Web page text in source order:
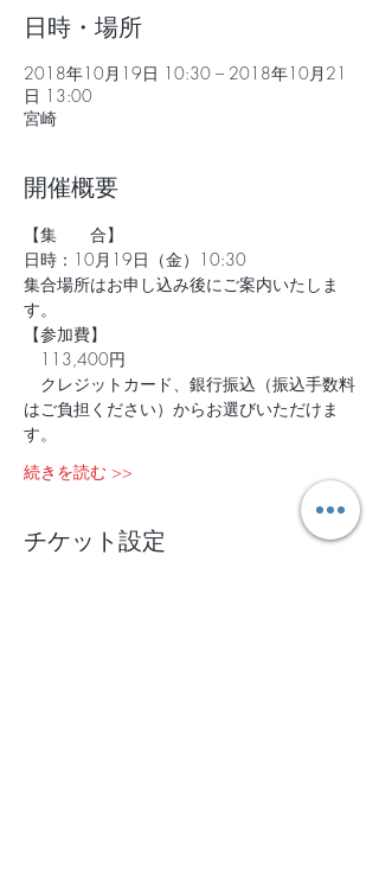
日時・場所
2018年10月19日 10:30 – 2018年10月21
日 13:00
宮崎
開催概要
【集　　合】
日時：10月19日（金）10:30
集合場所はお申し込み後にご案内いたしま
す。
【参加費】
113,400円
クレジットカード、銀行振込（振込手数料
はご負担ください）からお選びいただけま
す。
続きを読む >>
チケット設定